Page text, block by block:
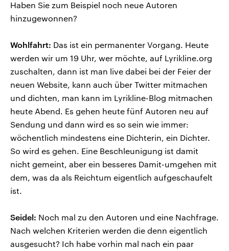
Haben Sie zum Beispiel noch neue Autoren
hinzugewonnen?
Wohlfahrt: Das ist ein permanenter Vorgang. Heute
werden wir um 19 Uhr, wer möchte, auf Lyrikline.org
zuschalten, dann ist man live dabei bei der Feier der
neuen Website, kann auch über Twitter mitmachen
und dichten, man kann im Lyrikline-Blog mitmachen
heute Abend. Es gehen heute fünf Autoren neu auf
Sendung und dann wird es so sein wie immer:
wöchentlich mindestens eine Dichterin, ein Dichter.
So wird es gehen. Eine Beschleunigung ist damit
nicht gemeint, aber ein besseres Damit-umgehen mit
dem, was da als Reichtum eigentlich aufgeschaufelt
ist.
Seidel: Noch mal zu den Autoren und eine Nachfrage.
Nach welchen Kriterien werden die denn eigentlich
ausgesucht? Ich habe vorhin mal nach ein paar